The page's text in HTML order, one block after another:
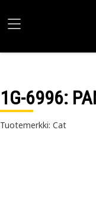
1G-6996:
Tuotemerkki: Cat